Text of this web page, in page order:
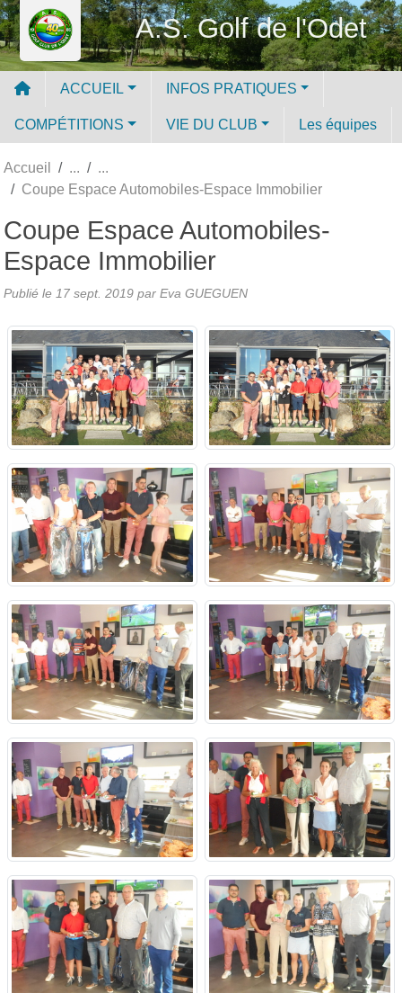
A.S. Golf de l'Odet
ACCUEIL INFOS PRATIQUES
COMPÉTITIONS VIE DU CLUB Les équipes
Accueil
Coupe Espace Automobiles-Espace Immobilier
Coupe Espace Automobiles-
Espace Immobilier
Publié le 17 sept. 2019 par Eva GUEGUEN
Panneau de gestion des cookies